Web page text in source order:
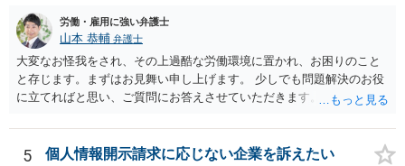
労働・雇用に強い弁護士
山本 恭輔 弁護士
大変なお怪我をされ、その上過酷な労働環境に置かれ、お困りのこと
と存じます。まずはお見舞い申し上げます。 少しでも問題解決のお役
に立てればと思い、ご質問にお答えさせていただきます。 ご相談者の
我に関しては労災保険からの給付や会社からの損害賠償が、過重労働
に関しては未払残業代の支払が受けられる可能性がある事案とお見受
5 個人情報開示請求に応じない企業を訴えたい